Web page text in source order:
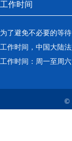
工作时间
为了避免不必要的等
工作时间，中国大陆法
工作时间：周一至周
©